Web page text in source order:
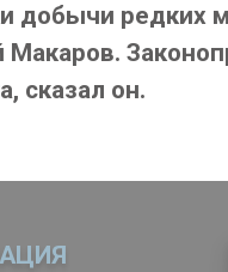
добычи редких
сказал он.